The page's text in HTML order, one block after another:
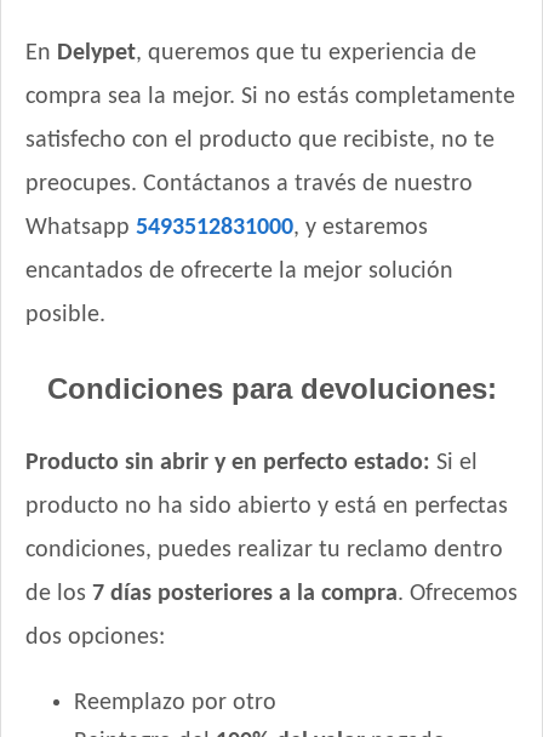
En Delypet, queremos que tu experiencia de
compra sea la mejor. Si no estás completamente
satisfecho con el producto que recibiste, no te
preocupes. Contáctanos a través de nuestro
Whatsapp 5493512831000, y estaremos
encantados de ofrecerte la mejor solución
posible.
Condiciones para devoluciones:
Producto sin abrir y en perfecto estado: Si el
producto no ha sido abierto y está en perfectas
condiciones, puedes realizar tu reclamo dentro
de los 7 días posteriores a la compra. Ofrecemos
dos opciones:
Reemplazo por otro